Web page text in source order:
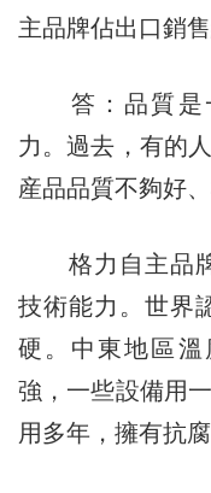
主品牌佔出口銷
答：品質是
力。過去，有的
産品品質不夠好
格力自主品牌
技術能力。世界
硬。中東地區
強，一些設備用
用多年，擁有抗